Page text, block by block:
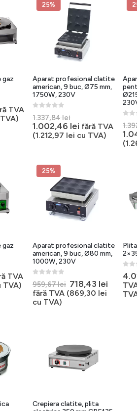
gaz
TVA
25%
Aparat profesional clatite
american, 9 buc, Ø75 mm,
1750W, 230V
1.337,84lei
inițial
a
1.002,46 lei Prețul
curent
fără TVA
(1.212,97 lei cu TVA)
(
gaz
TVA
TVA)
25%
Aparat profesional clatite
american, 9 buc, Ø80 mm,
1000W, 230V
959,67lei Prețul
inițial
718,43 lei Prețul
curent
fără TVA (869,30 lei
cu TVA)
0
Crepiera clatite, plita